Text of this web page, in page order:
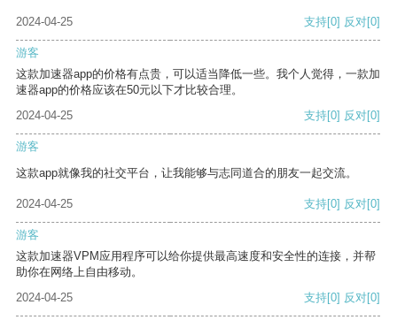
2024-04-25 支持[0] 反对[0]
游客
这款加速器app的价格有点贵，可以适当降低一些。我个人觉得，一款加
速器app的价格应该在50元以下才比较合理。
2024-04-25
支持[0] 反对[0]
游客
这款app就像我的社交平台，让我能够与志同道合的朋友一起交流。
2024-04-25 支持[0] 反对[0]
游客
这款加速器VPM应用程序可以给你提供最高速度和安全性的连接，并帮
助你在网络上自由移动。
2024-04-25
支持[0] 反对[0]